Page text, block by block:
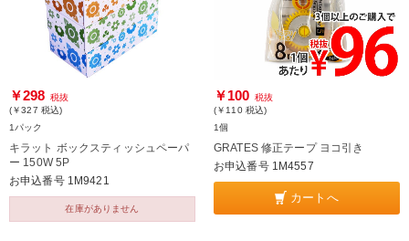
￥298 税抜
(￥327 税込)
1パック
キラット ボックスティッシュペーパ
ー 150W 5P
お申込番号 1M9421
在庫がありません
￥100 税抜
(￥110 税込)
1個
GRATES 修正テープ ヨコ引き
お申込番号 1M4557
カートへ